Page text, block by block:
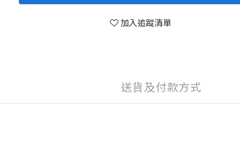
加入追蹤清單
送貨及付款方式